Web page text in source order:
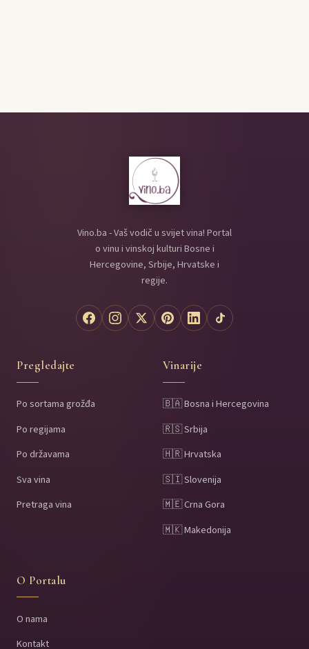
Vino.ba - Vaš vodič u svijet vina! Portal
o vinu i vinskoj kulturi Bosne i
Hercegovine, Srbije, Hrvatske i
regije.
Pregledajte
Po sortama grožđa
Po regijama
Po državama
Sva vina
Pretraga vina
Vinarije
🇧🇦 Bosna i Hercegovina
🇷🇸 Srbija
🇭🇷 Hrvatska
🇸🇮 Slovenija
🇲🇪 Crna Gora
🇲🇰 Makedonija
O Portalu
O nama
Kontakt